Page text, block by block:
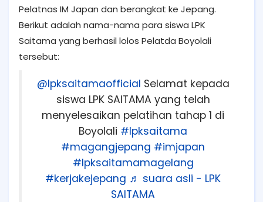
Pelatnas IM Japan dan berangkat ke Jepang.
Berikut adalah nama-nama para siswa LPK
Saitama yang berhasil lolos Pelatda Boyolali
tersebut:
@lpksaitamaofficial Selamat kepada
siswa LPK SAITAMA yang telah
menyelesaikan pelatihan tahap 1 di
Boyolali #lpksaitama
#magangjepang #imjapan
#lpksaitamamagelang
#kerjakejepang ♬ suara asli - LPK
SAITAMA